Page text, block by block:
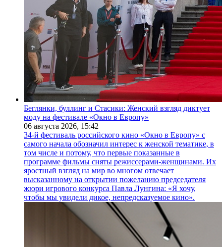
Беглянки, буллинг и Стасики: Женский взгляд диктует
моду на фестивале «Окно в Европу»
06 августа 2026, 15:42
34-й фестиваль российского кино «Окно в Европу» с
самого начала обозначил интерес к женской тематике, в
том числе и потому, что первые показанные в
программе фильмы сняты режиссерами-женщинами. Их
яростный взгляд на мир во многом отвечает
высказанному на открытии пожеланию председателя
жюри игрового конкурса Павла Лунгина: «Я хочу,
чтобы мы увидели дикое, непредсказуемое кино».